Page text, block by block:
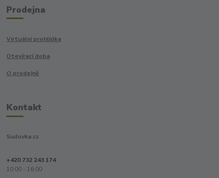
Prodejna
Virtuální prohlídka
Otevírací doba
O prodejně
Kontakt
Sudovka.cz
+420 732 243 174
10:00 - 16:00